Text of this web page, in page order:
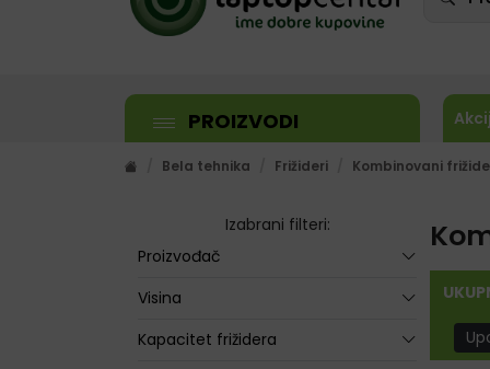
PROIZVODI
Bela tehnika Frižideri Kombinovani
Izabrani filteri:
Proizvođač
Visina
Kapacitet frižidera